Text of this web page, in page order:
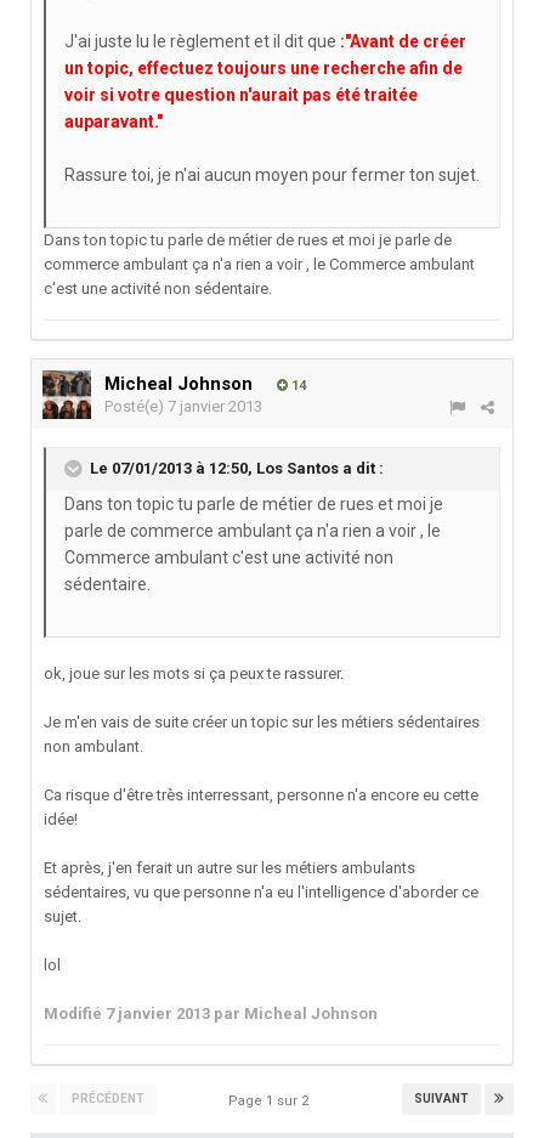
J'ai juste lu le règlement et il dit que :"Avant de créer
un topic, effectuez toujours une recherche afin de
voir si votre question n'aurait pas été traitée
auparavant."
Rassure toi, je n'ai aucun moyen pour fermer ton sujet.
Dans ton topic tu parle de métier de rues et moi je parle de
commerce ambulant ça n'a rien a voir , le Commerce ambulant
c'est une activité non sédentaire.
Micheal Johnson 14
Posté(e) 7 janvier 2013
Le 07/01/2013 à 12:50, Los Santos a dit :
Dans ton topic tu parle de métier de rues et moi je
parle de commerce ambulant ça n'a rien a voir , le
Commerce ambulant c'est une activité non
sédentaire.
ok, joue sur les mots si ça peux te rassurer.
Je m'en vais de suite créer un topic sur les métiers sédentaires
non ambulant.
Ca risque d'être très interressant, personne n'a encore eu cette
idée!
Et après, j'en ferait un autre sur les métiers ambulants
sédentaires, vu que personne n'a eu l'intelligence d'aborder ce
sujet.
lol
Modifié 7 janvier 2013 par Micheal Johnson
PRÉCÉDENT SUIVANT
Page 1 sur 2